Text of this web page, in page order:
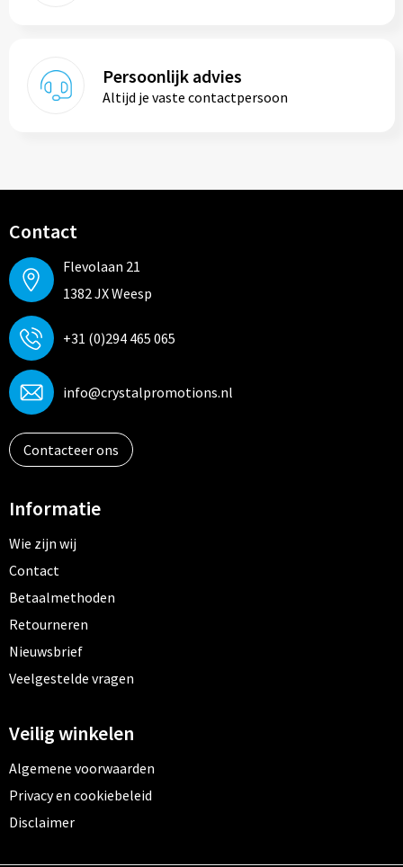
Persoonlijk advies
Altijd je vaste contactpersoon
Contact
Flevolaan 21
1382 JX Weesp
+31 (0)294 465 065
info@crystalpromotions.nl
Contacteer ons
Informatie
Wie zijn wij
Contact
Betaalmethoden
Retourneren
Nieuwsbrief
Veelgestelde vragen
Veilig winkelen
Algemene voorwaarden
Privacy en cookiebeleid
Disclaimer